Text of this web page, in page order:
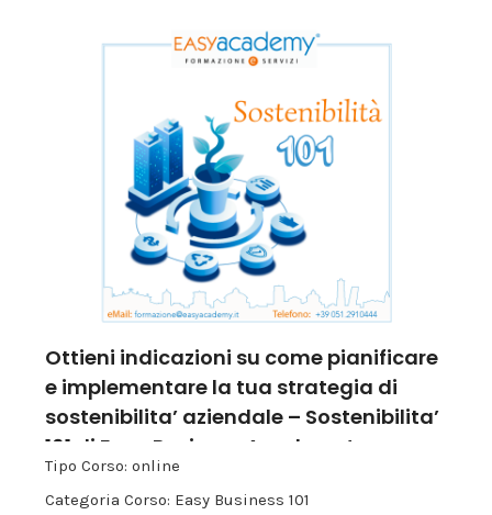
Ottieni indicazioni su come pianificare
e implementare la tua strategia di
sostenibilita’ aziendale – Sostenibilita’
101 di Easy Business Academy!
Tipo Corso: online
Categoria Corso: Easy Business 101